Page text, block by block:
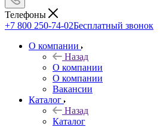
Телефоны
+7 800 250-74-02Бесплатный звонок
О компании
Назад
О компании
О компании
Вакансии
Каталог
Назад
Каталог